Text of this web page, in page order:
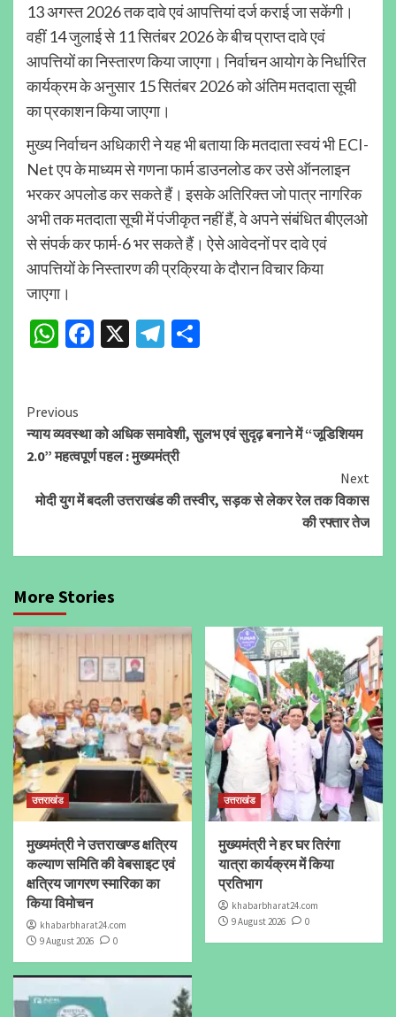
13 अगस्त 2026 तक दावे एवं आपत्तियां दर्ज कराई जा सकेंगी।
वहीं 14 जुलाई से 11 सितंबर 2026 के बीच प्राप्त दावे एवं
आपत्तियों का निस्तारण किया जाएगा। निर्वाचन आयोग के निर्धारित
कार्यक्रम के अनुसार 15 सितंबर 2026 को अंतिम मतदाता सूची
का प्रकाशन किया जाएगा।
मुख्य निर्वाचन अधिकारी ने यह भी बताया कि मतदाता स्वयं भी ECI-
Net एप के माध्यम से गणना फार्म डाउनलोड कर उसे ऑनलाइन
भरकर अपलोड कर सकते हैं। इसके अतिरिक्त जो पात्र नागरिक
अभी तक मतदाता सूची में पंजीकृत नहीं हैं, वे अपने संबंधित बीएलओ
से संपर्क कर फार्म-6 भर सकते हैं। ऐसे आवेदनों पर दावे एवं
आपत्तियों के निस्तारण की प्रक्रिया के दौरान विचार किया
जाएगा।
WhatsApp
Facebook
X Telegram
Continue
Reading
Previous
न्याय व्यवस्था को अधिक समावेशी, सुलभ एवं सुदृढ़ बनाने में “जूडिशियम
2.0” महत्वपूर्ण पहल : मुख्यमंत्री
Next
मोदी युग में बदली उत्तराखंड की तस्वीर, सड़क से लेकर रेल तक विकास
की रफ्तार तेज
More Stories
उत्तराखंड
मुख्यमंत्री ने उत्तराखण्ड क्षत्रिय
कल्याण समिति की वेबसाइट एवं
क्षत्रिय जागरण स्मारिका का
किया विमोचन
khabarbharat24.com
9 August 2026
0
उत्तराखंड
मुख्यमंत्री ने हर घर तिरंगा
यात्रा कार्यक्रम में किया
प्रतिभाग
khabarbharat24.com
9 August 2026
0